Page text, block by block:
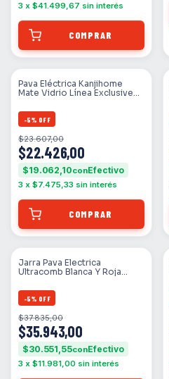
3 x $41.499,67 sin interés
Pava Eléctrica Kanjihome
Mate Vidrio Línea Exclusive
-5% OFF
$22.426,00
$23.607,00
$19.062,10con
3 x $7.475,33 sin interés
Jarra Pava Electrica
Ultracomb Blanca Y Roja
-5% OFF
$35.943,00
$37.835,00
$30.551,55con
3 x $11.981,00 sin interés